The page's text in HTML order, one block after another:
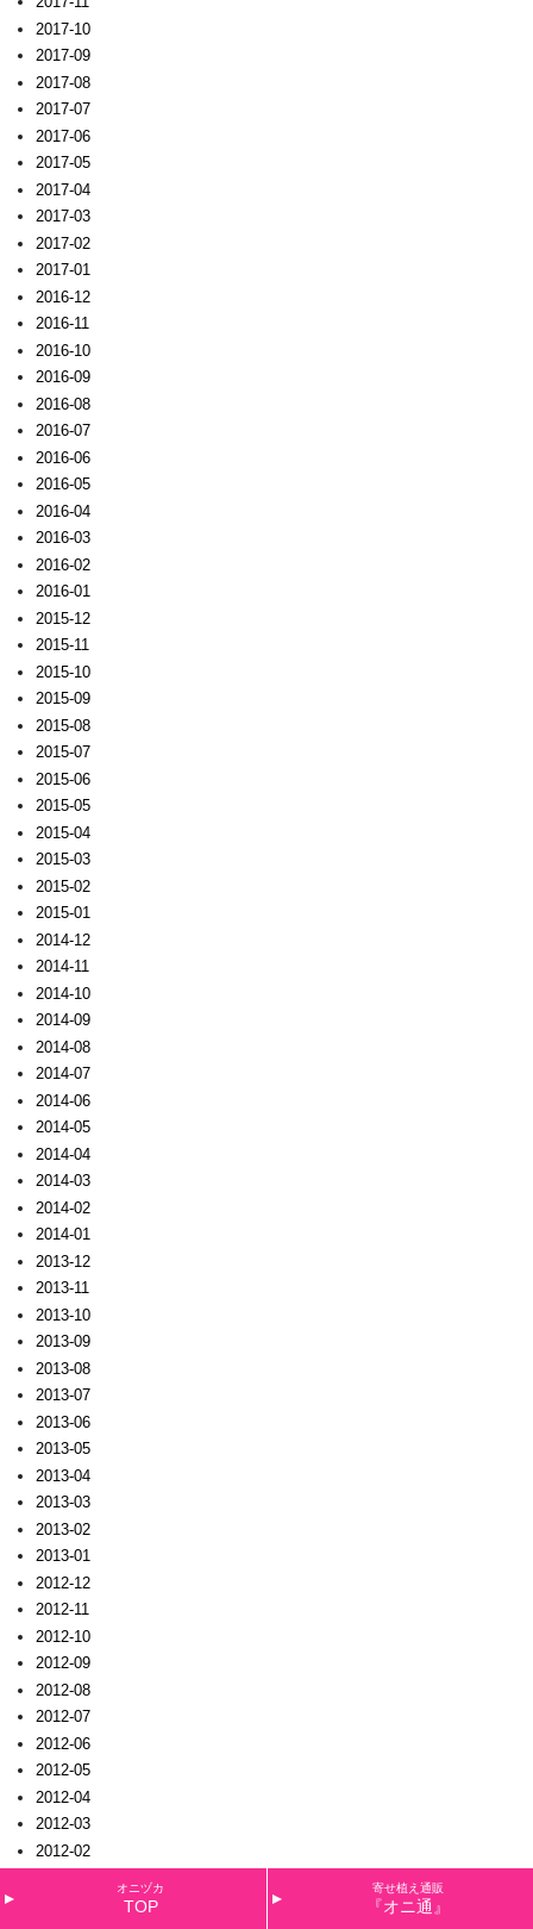
2017-10
2017-09
2017-08
2017-07
2017-06
2017-05
2017-04
2017-03
2017-02
2017-01
2016-12
2016-11
2016-10
2016-09
2016-08
2016-07
2016-06
2016-05
2016-04
2016-03
2016-02
2016-01
2015-12
2015-11
2015-10
2015-09
2015-08
2015-07
2015-06
2015-05
2015-04
2015-03
2015-02
2015-01
2014-12
2014-11
2014-10
2014-09
2014-08
2014-07
2014-06
2014-05
2014-04
2014-03
2014-02
2014-01
2013-12
2013-11
2013-10
2013-09
2013-08
2013-07
2013-06
2013-05
2013-04
2013-03
2013-02
2013-01
2012-12
2012-11
2012-10
2012-09
2012-08
2012-07
2012-06
2012-05
2012-04
2012-03
2012-02
オニヅカ
TOP
寄せ植え通販
『オニ通』